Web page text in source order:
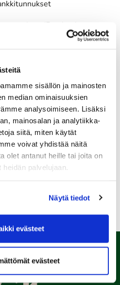
sisällön ja mainosten
median ominaisuuksien
analysoimiseen. Lisäksi
mainosalan ja analytiikka-
siitä, miten käytät
voivat yhdistää näitä
olet antanut heille tai joita on
palvelujaan.
Näytä tiedot
evästeet
evästeet
myös asioimalla
Sokos
Huittisissa tai S-market
mukaasi voimassa olevan
Katso
kannustajat